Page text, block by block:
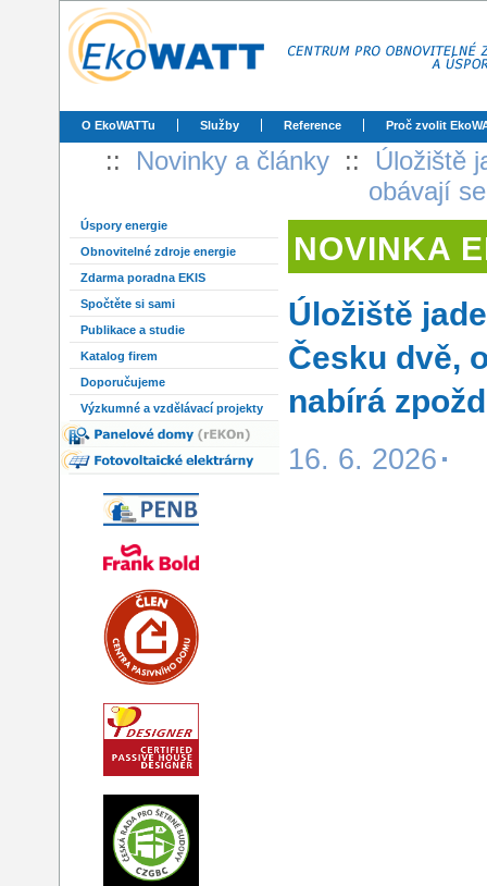
O EkoWATTu Služby Reference Proč zvolit
:: Novinky a články :: Úložiště
obávají
Úspory energie
Obnovitelné zdroje energie
Zdarma poradna EKIS
Spočtěte si sami
Publikace a studie
Katalog firem
Doporučujeme
Výzkumné a vzdělávací projekty
NOVINKA
Úložiště
Česku dvě,
nabírá
16. 6. 2026